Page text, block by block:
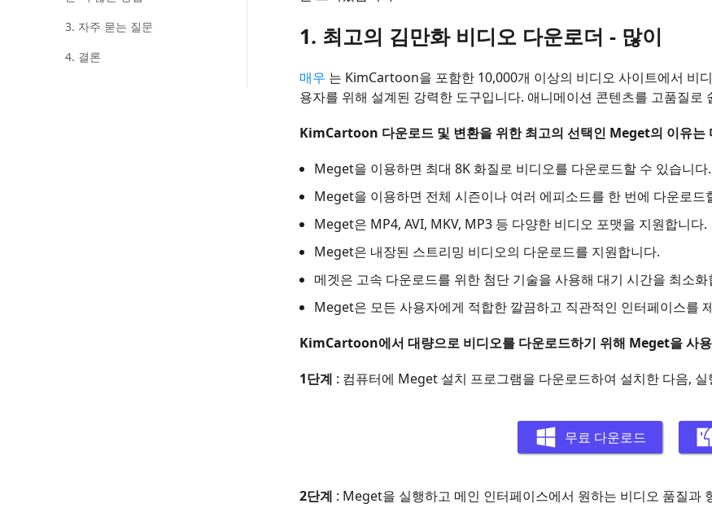
3. 자주 묻는 질문
4. 결론
1. 최고의 김만화 비디오 다운로더 - 많이
매우 는 KimCartoon을 포함한 10,000개 이상의 비디오 사이트에서 비
용자를 위해 설계된 강력한 도구입니다. 애니메이션 콘텐츠를 고품질
KimCartoon 다운로드 및 변환을 위한 최고의 선택인 Meget의 이유는
Meget을 이용하면 최대 8K 화질로 비디오를 다운로드할 수 있습니다.
Meget을 이용하면 전체 시즌이나 여러 에피소드를 한 번에 다운로드
Meget은 MP4, AVI, MKV, MP3 등 다양한 비디오 포맷을 지원합니다.
Meget은 내장된 스트리밍 비디오의 다운로드를 지원합니다.
메겟은 고속 다운로드를 위한 첨단 기술을 사용해 대기 시간을 최소화
Meget은 모든 사용자에게 적합한 깔끔하고 직관적인 인터페이스를
KimCartoon에서 대량으로 비디오를 다운로드하기 위해 Meget을 사
1단계 : 컴퓨터에 Meget 설치 프로그램을 다운로드하여 설치한 다음,
무료 다운로드
2단계 : Meget을 실행하고 메인 인터페이스에서 원하는 비디오 품질과